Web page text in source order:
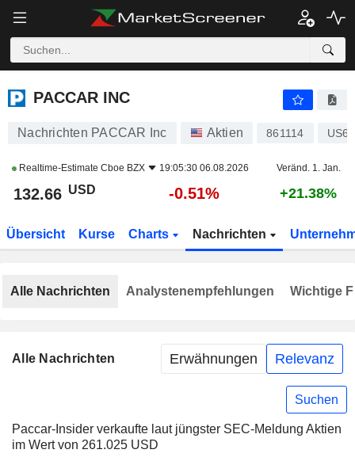
PACCAR INC
PACCAR INC
Nachrichten PACCAR Inc Aktien 861114
Realtime-Estimate Cboe BZX 19:05:30 06.08.2026 Veränd. 1. Jan.
132.66 USD -0.51% +21.38%
Übersicht Kurse Charts Nachrichten
Alle Nachrichten Erwähnungen Relevanz
Suchen
Paccar-Insider verkaufte laut jüngster SEC-Meldung Aktien
im Wert von 261.025 USD
Alle Nachrichten Analystenempfehlungen Wichtige